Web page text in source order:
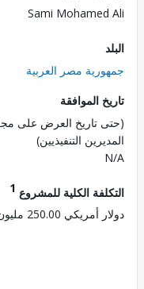
Sami
مصر العربية
الموافقة
تاريخ العرض على مجلس
التنفيذيين)
الكلية للمشروع1
250.00 مليون